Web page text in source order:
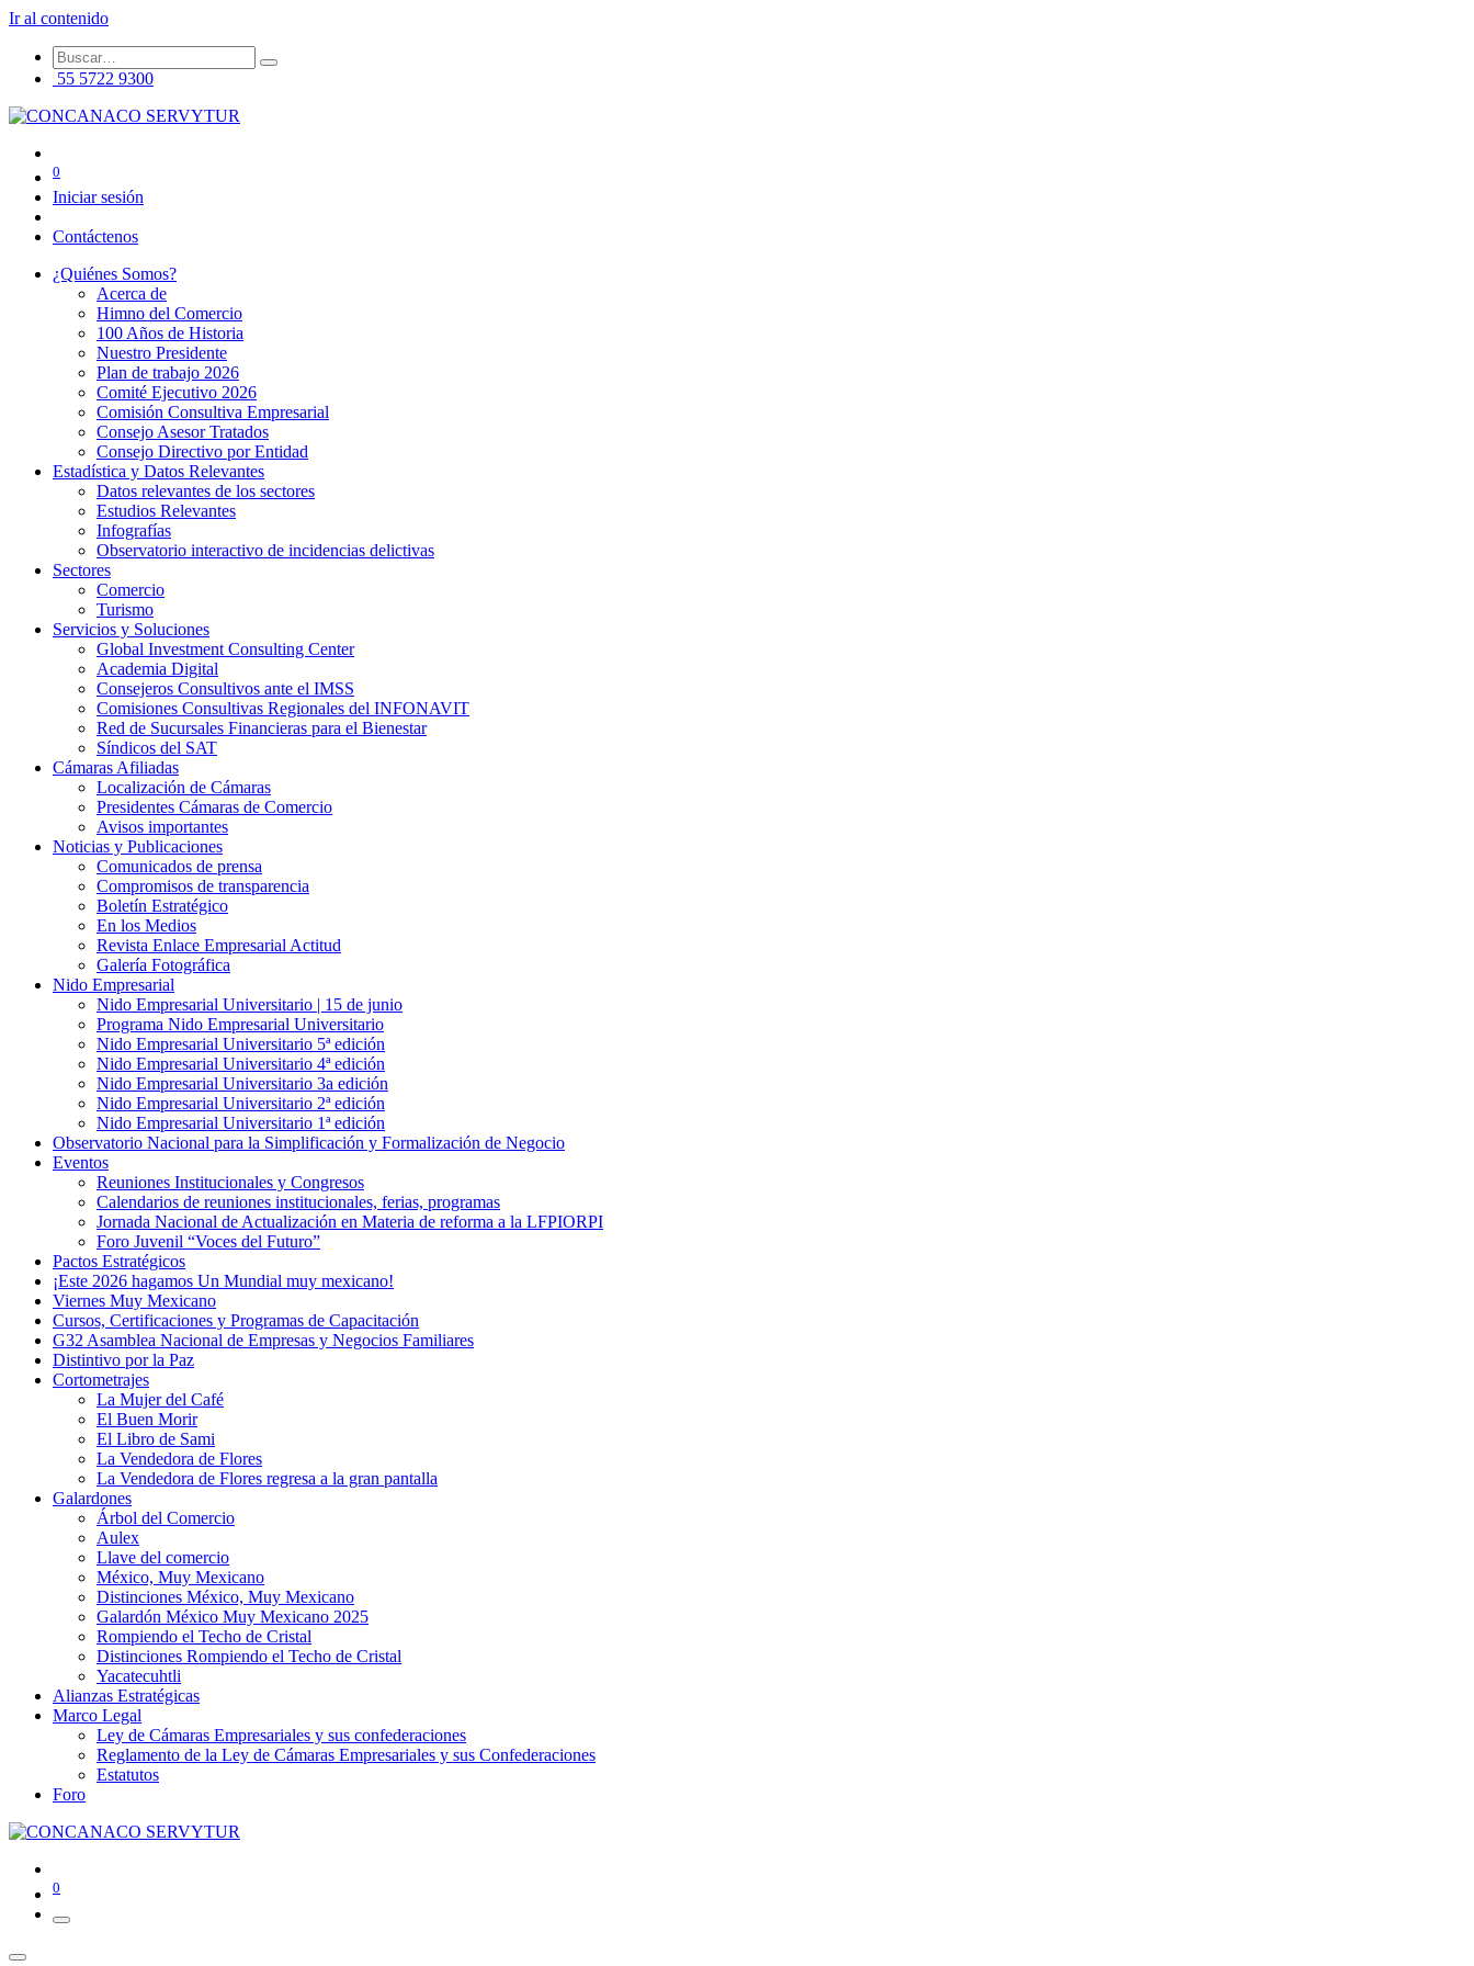
Ir al contenido
55 5722 9300
0
Iniciar sesión
Contáctenos
¿Quiénes Somos?
Acerca de
Himno del Comercio
100 Años de Historia
Nuestro Presidente
Plan de trabajo 2026
Comité Ejecutivo 2026
Comisión Consultiva Empresarial
Consejo Asesor Tratados
Consejo Directivo por Entidad
Estadística y Datos Relevantes
Datos relevantes de los sectores
Estudios Relevantes
Infografías
Observatorio interactivo de incidencias delictivas
Sectores
Comercio
Turismo
Servicios y Soluciones
Global Investment Consulting Center
Academia Digital
Consejeros Consultivos ante el IMSS
Comisiones Consultivas Regionales del INFONAVIT
Red de Sucursales Financieras para el Bienestar
Síndicos del SAT
Cámaras Afiliadas
Localización de Cámaras
Presidentes Cámaras de Comercio
Avisos importantes
Noticias y Publicaciones
Comunicados de prensa
Compromisos de transparencia
Boletín Estratégico
En los Medios
Revista Enlace Empresarial Actitud
Galería Fotográfica
Nido Empresarial
Nido Empresarial Universitario | 15 de junio
Programa Nido Empresarial Universitario
Nido Empresarial Universitario 5ª edición
Nido Empresarial Universitario 4ª edición
Nido Empresarial Universitario 3a edición
Nido Empresarial Universitario 2ª edición
Nido Empresarial Universitario 1ª edición
Observatorio Nacional para la Simplificación y Formalización de Negocio
Eventos
Reuniones Institucionales y Congresos
Calendarios de reuniones institucionales, ferias, programas
Jornada Nacional de Actualización en Materia de reforma a la LFPIORPI
Foro Juvenil “Voces del Futuro”
Pactos Estratégicos
¡Este 2026 hagamos Un Mundial muy mexicano!
Viernes Muy Mexicano
Cursos, Certificaciones y Programas de Capacitación
G32 Asamblea Nacional de Empresas y Negocios Familiares
Distintivo por la Paz
Cortometrajes
La Mujer del Café
El Buen Morir
El Libro de Sami
La Vendedora de Flores
La Vendedora de Flores regresa a la gran pantalla
Galardones
Árbol del Comercio
Aulex
Llave del comercio
México, Muy Mexicano
Distinciones México, Muy Mexicano
Galardón México Muy Mexicano 2025
Rompiendo el Techo de Cristal
Distinciones Rompiendo el Techo de Cristal
Yacatecuhtli
Alianzas Estratégicas
Marco Legal
Ley de Cámaras Empresariales y sus confederaciones
Reglamento de la Ley de Cámaras Empresariales y sus Confederaciones
Estatutos
Foro
0